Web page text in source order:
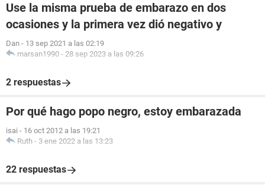
Use la misma prueba de embarazo en dos
ocasiones y la primera vez dió negativo y
Dan - 13 sep 2021 a las 02:19
marsan1990 - 28 sep 2023 a las 09:26
2 respuestas
Por qué hago popo negro, estoy embarazada
isai - 16 oct 2012 a las 19:21
Ruth - 3 ene 2022 a las 13:23
22 respuestas